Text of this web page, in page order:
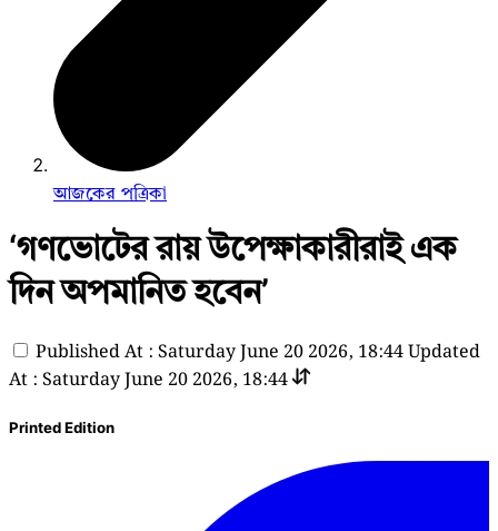
আজকের পত্রিকা
‘গণভোটের রায় উপেক্ষাকারীরাই এক
দিন অপমানিত হবেন’
Published At : Saturday June 20 2026, 18:44Updated
At : Saturday June 20 2026, 18:44
Printed Edition